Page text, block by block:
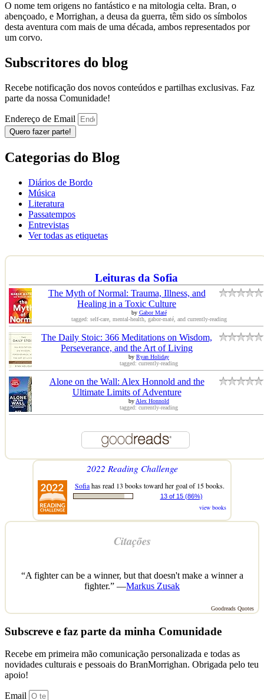
O nome tem origens no fantástico e na mitologia celta. Bran, o
abençoado, e Morrighan, a deusa da guerra, têm sido os símbolos
desta aventura com mais de uma década, ambos representados por
um corvo.
Subscritores do blog
Recebe notificação dos novos conteúdos e partilhas exclusivas. Faz
parte da nossa Comunidade!
Endereço de Email
Quero fazer parte!
Categorias do Blog
Diários de Bordo
Música
Literatura
Passatempos
Entrevistas
Ver todas as etiquetas
Leituras da Sofia
The Myth of Normal: Trauma, Illness, and
Healing in a Toxic Culture
by Gabor Maté
tagged: self-care, mental-health, gabor-maté, and currently-reading
The Daily Stoic: 366 Meditations on Wisdom,
Perseverance, and the Art of Living
by Ryan Holiday
tagged: currently-reading
Alone on the Wall: Alex Honnold and the
Ultimate Limits of Adventure
byAlex Honnold
tagged: currently-reading
2022 Reading Challenge
Sofiahas read 13 books toward her goal of 15 books.
13 of 15 (86%)
view books
Citações
“A fighter can be a winner, but that doesn't make a winner a
fighter.” —Markus Zusak
Goodreads Quotes
Subscreve e faz parte da minha Comunidade
Recebe em primeira mão comunicação personalizada e todas as
novidades culturais e pessoais do BranMorrighan. Obrigada pelo teu
apoio!
Email